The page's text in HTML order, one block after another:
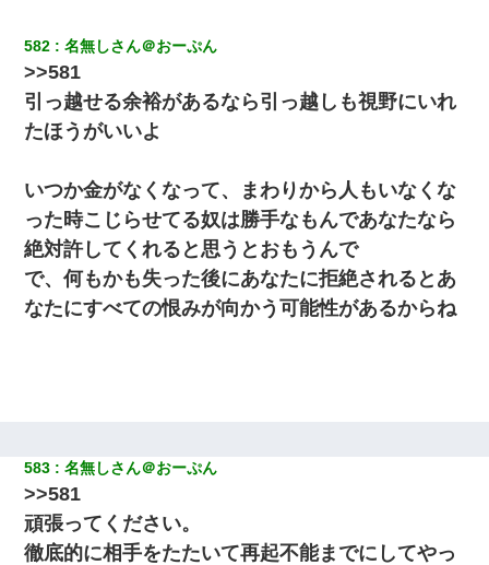
582 名無しさん＠おーぷん
>>581
引っ越せる余裕があるなら引っ越しも視野にいれ
たほうがいいよ
いつか金がなくなって、まわりから人もいなくな
った時こじらせてる奴は勝手なもんであなたなら
絶対許してくれると思うとおもうんで
で、何もかも失った後にあなたに拒絶されるとあ
なたにすべての恨みが向かう可能性があるからね
583 名無しさん＠おーぷん
>>581
頑張ってください。
徹底的に相手をたたいて再起不能までにしてやっ